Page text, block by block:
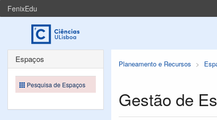
FenixEdu
Planeamento e Recursos
Gestão de
Espaços
Pesquisa de Espaços